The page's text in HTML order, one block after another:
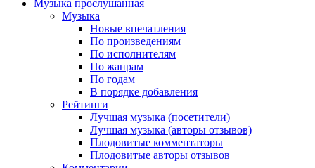
Музыка прослушанная
Музыка
Новые впечатления
По произведениям
По исполнителям
По жанрам
По годам
В порядке добавления
Рейтинги
Лучшая музыка (посетители)
Лучшая музыка (авторы отзывов)
Плодовитые комментаторы
Плодовитые авторы отзывов